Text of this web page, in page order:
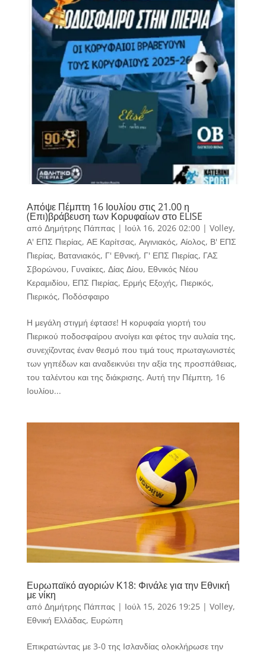
Απόψε Πέμπτη 16 Ιουλίου στις 21.00 η
(Επι)βράβευση των Κορυφαίων στο ELISE
από Δημήτρης Πάππας | Ιούλ 16, 2026 02:00| Volley,
Α' ΕΠΣ Πιερίας, ΑΕ Καρίτσας, Αιγινιακός, Αίολος, Β' ΕΠΣ
Πιερίας, Βατανιακός, Γ' Εθνική, Γ' ΕΠΣ Πιερίας, ΓΑΣ
Σβορώνου, Γυναίκες, Δίας Δίου, Εθνικός Νέου
Κεραμιδίου, ΕΠΣ Πιερίας, Ερμής Εξοχής, Πιερικός,
Πιερικός, Ποδόσφαιρο
Η μεγάλη στιγμή έφτασε! Η κορυφαία γιορτή του
Πιερικού ποδοσφαίρου ανοίγει και φέτος την αυλαία της,
συνεχίζοντας έναν θεσμό που τιμά τους πρωταγωνιστές
των γηπέδων και αναδεικνύει την αξία της προσπάθειας,
του ταλέντου και της διάκρισης. Αυτή την Πέμπτη, 16
Ιουλίου...
Ευρωπαϊκό αγοριών Κ18: Φινάλε για την Εθνική
με νίκη
από Δημήτρης Πάππας | Ιούλ 15, 2026 19:25| Volley,
Εθνική Ελλάδας, Ευρώπη
Επικρατώντας με 3-0 της Ισλανδίας ολοκλήρωσε την